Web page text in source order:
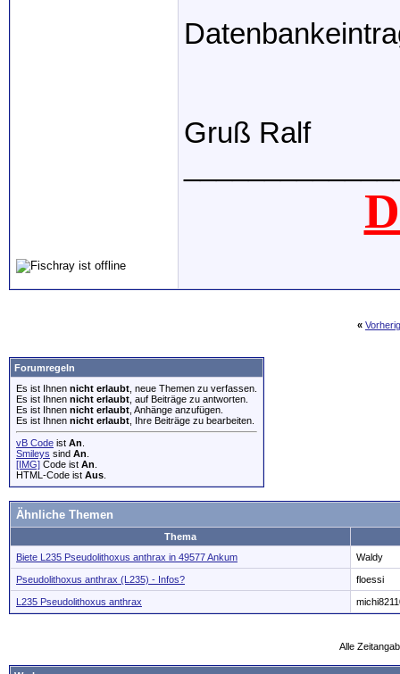
Gruß Ralf
«
Forumregeln
Es ist Ihnen nicht erlaubt , neue Themen zu verfassen.
Es ist Ihnen nicht erlaubt , auf Beiträge zu antworten.
Es ist Ihnen nicht erlaubt , Anhänge anzufügen.
Es ist Ihnen nicht erlaubt , Ihre Beiträge zu bearbeiten.
vB Code ist An
Smileys sind An
[IMG] Code ist An
HTML-Code ist Aus
Ähnliche Themen
Thema
Biete L235 Pseudolithoxus anthrax in 49577 Ankum
Waldy
Pseudolithoxus anthrax (L235) - Infos? floessi
L235 Pseudolithoxus anthrax
Alle